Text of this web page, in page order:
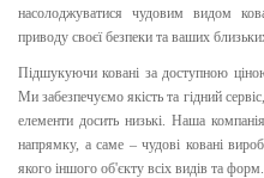
насолоджуватися чудовим видом
приводу своєї безпеки та ваших
Підшукуючи ковані за доступною
Ми забезпечуємо якість та гідний
елементи досить низькі. Наша
напрямку, а саме – чудові ковані
якого іншого об'єкту всіх видів та форм.